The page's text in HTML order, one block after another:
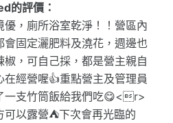
的評價：
，廁所浴室乾淨！！營區內
固定灑肥料及澆花，週邊也
，可自己採，都是營主親自
經營喔👍重點營主及管理員
一支竹筒飯給我們吃😋<r>
以露營⛺️下次會再光臨的